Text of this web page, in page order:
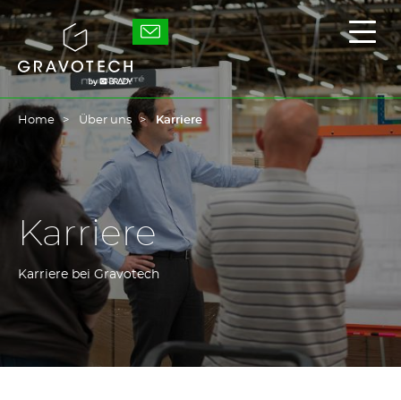
Skip
to
main
content
Gravotech
ein-
/
Home Über uns Karriere
Karriere
Karriere bei Gravotech